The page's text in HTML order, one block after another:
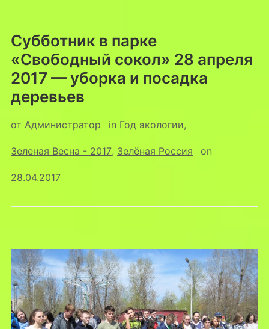
Субботник в парке
«Свободный сокол» 28 апреля
2017 — уборка и посадка
деревьев
от Администратор in Год экологии,
Зеленая Весна - 2017, Зелёная Россия on
28.04.2017